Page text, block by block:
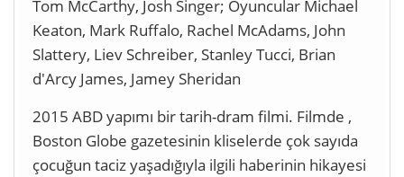
Tom McCarthy, Josh Singer; Oyuncular Michael
Keaton, Mark Ruffalo, Rachel McAdams, John
Slattery, Liev Schreiber, Stanley Tucci, Brian
d'Arcy James, Jamey Sheridan
2015 ABD yapımı bir tarih-dram filmi. Filmde ,
Boston Globe gazetesinin kliselerde çok sayıda
çocuğun taciz yaşadığıyla ilgili haberinin hikayesi